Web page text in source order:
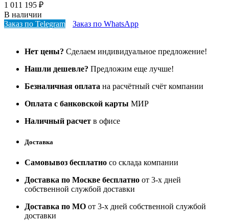
1 011 195 ₽
В наличии
Заказ по Telegram
Заказ по WhatsApp
Нет цены? Сделаем индивидуальное предложение!
Нашли дешевле? Предложим еще лучше!
Безналичная оплата на расчётный счёт компании
Оплата с банковской карты МИР
Наличный расчет в офисе
Доставка
Самовывоз бесплатно со склада компании
Доставка по Москве бесплатно от 3-х дней
собственной службой доставки
Доставка по МО от 3-х дней собственной службой
доставки